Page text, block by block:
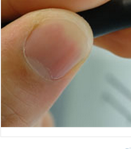
задают на детекторе
лжи: от теории к
Один из самых частых
вопросов у людей,
готовящихся к
проверке…